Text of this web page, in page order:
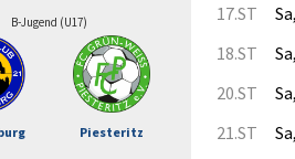
B-Jugend (U17)
Piesteritz
17.ST
18.ST
20.ST
21.ST